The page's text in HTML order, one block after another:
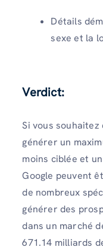
Détails
sexe et la
Verdict:
Si vous
générer un
moins ciblée et
Google peuvent
de nombreux
générer des
dans un marché
671.14 milliards